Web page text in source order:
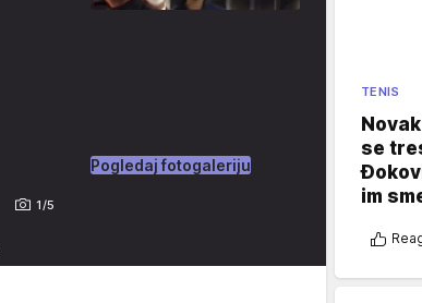
1/5
Pogledaj fotogaleriju
TENIS
se
im